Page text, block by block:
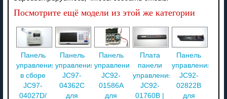
Посмотрите ещё модели из этой же категории
Панель
управления
в сборе
JC97-
04027D/
Панель
управления
JC97-
04362C
для
Панель
управления
JC92-
01586A
для
Плата
панели
управления
JC92-
01760B |
Панель
управления
JC92-
02822B
для